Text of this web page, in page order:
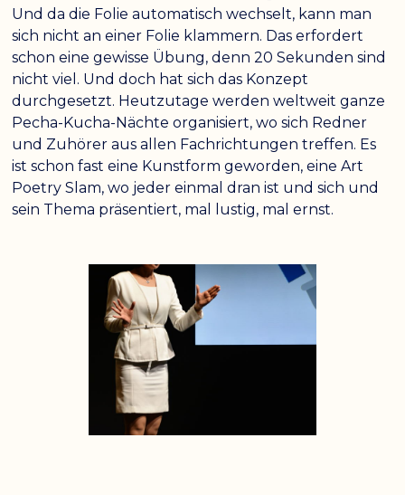
Und da die Folie automatisch wechselt, kann man
sich nicht an einer Folie klammern. Das erfordert
schon eine gewisse Übung, denn 20 Sekunden sind
nicht viel. Und doch hat sich das Konzept
durchgesetzt. Heutzutage werden weltweit ganze
Pecha-Kucha-Nächte organisiert, wo sich Redner
und Zuhörer aus allen Fachrichtungen treffen. Es
ist schon fast eine Kunstform geworden, eine Art
Poetry Slam, wo jeder einmal dran ist und sich und
sein Thema präsentiert, mal lustig, mal ernst.